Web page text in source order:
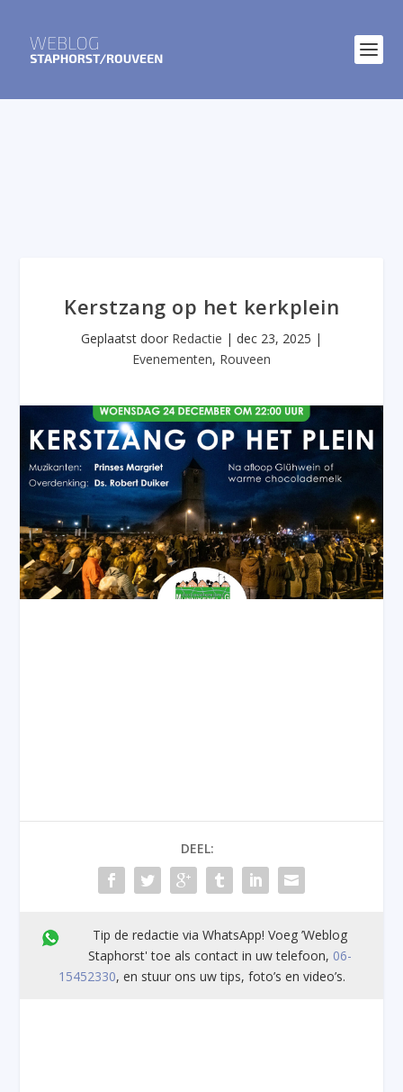
Kerstzang op het kerkplein
Geplaatst door Redactie | dec 23, 2025 |
Evenementen, Rouveen
DEEL:
Tip de redactie via WhatsApp! Voeg ’Weblog
Staphorst' toe als contact in uw telefoon, 06-
15452330, en stuur ons uw tips, foto’s en video’s.